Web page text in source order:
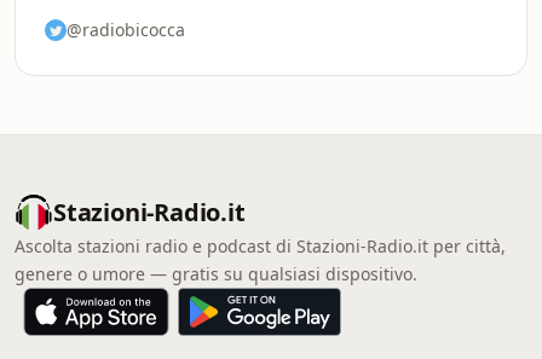
@radiobicocca
Stazioni-Radio.it
Ascolta stazioni radio e podcast di Stazioni-Radio.it per città,
genere o umore — gratis su qualsiasi dispositivo.